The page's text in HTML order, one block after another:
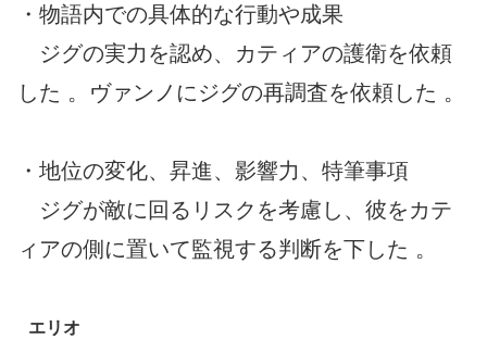
・物語内での具体的な行動や成果
ジグの実力を認め、カティアの護衛を依頼
した 。ヴァンノにジグの再調査を依頼した 。
・地位の変化、昇進、影響力、特筆事項
ジグが敵に回るリスクを考慮し、彼をカテ
ィアの側に置いて監視する判断を下した 。
エリオ